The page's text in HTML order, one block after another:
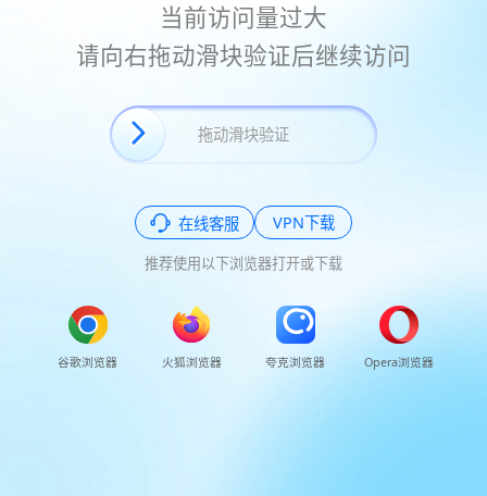
当前访问量过大
请向右拖动滑块验证后继续访问
在线客服 VPN下载
推荐使用以下浏览器打开或下载
谷歌浏览器 火狐浏览器 夸克浏览器 Opera浏览器